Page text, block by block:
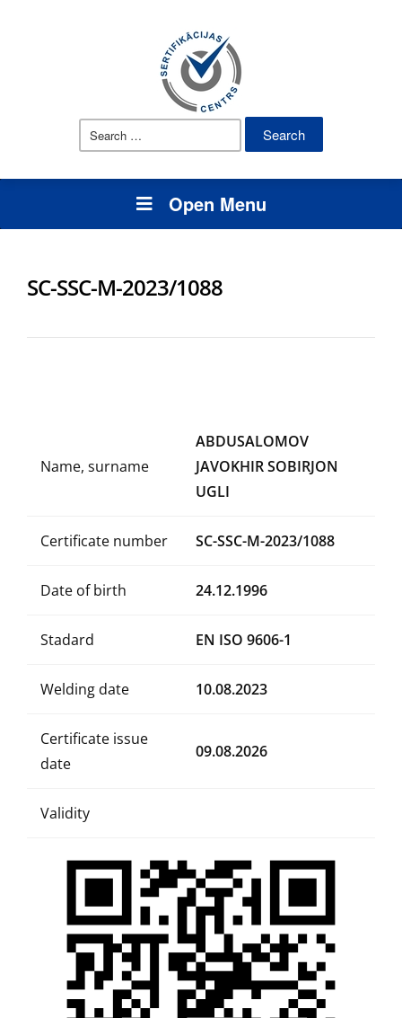
Search
Open Menu
SC-SSC-M-2023/1088
Name, surname
ABDUSALOMOV
JAVOKHIR SOBIRJON
UGLI
Certificate number SC-SSC-M-2023/1088
Date of birth 24.12.1996
Stadard EN ISO 9606-1
Welding date 10.08.2023
Certificate issue
date
09.08.2026
Validity